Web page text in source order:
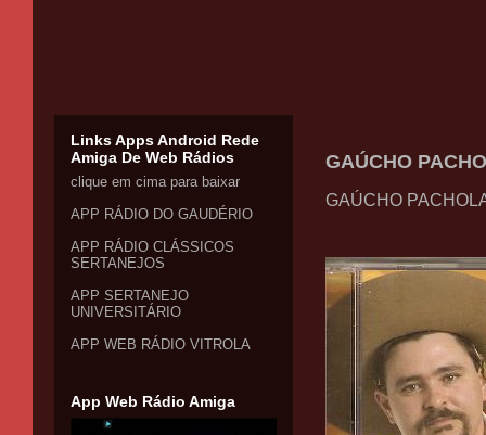
GAÚCHO
GAÚCHO
Links Apps Android Rede
Amiga De Web Rádios
clique em cima para baixar
APP RÁDIO DO GAUDÉRIO
APP RÁDIO CLÁSSICOS
SERTANEJOS
APP SERTANEJO
UNIVERSITÁRIO
APP WEB RÁDIO VITROLA
App Web Rádio Amiga